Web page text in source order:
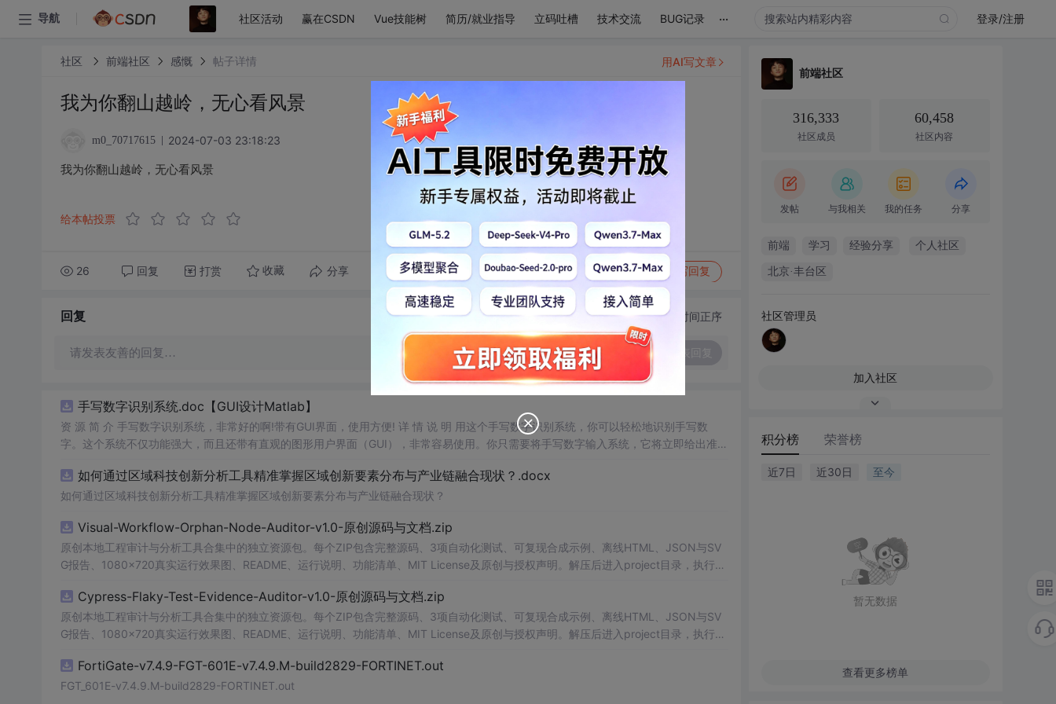
导航 社区活动 赢在CSDN Vue技能树 简历/就业指导 立码吐槽 技术交流 BUG记录 ... 登录/注册
社区 前端社区 感慨 帖子详情
我为你翻山越岭，无心看风景
m0_70717615 2024-07-03 23:18:23
我为你翻山越岭，无心看风景
给本帖投票
26 回复 打赏 收藏 分享 转发到动态 举报 写回复
用AI写文章
回复 切换为时间正序
请发表友善的回复…
手写数字识别系统.doc【GUI设计Matlab】
资 源 简 介 手写数字识别系统，非常好的啊!带有GUI界面，使用方便! 详 情 说 明 用这个手写数字识别系统，你可以轻松地识别手写数
字。这个系统不仅功能强大，而且还带有直观的图形用户界面（GUI），非常容易使用。你只需要将手写数字输入系统，它将立即给出准确
便和实用的工具，你一定会喜欢它的！
如何通过区域科技创新分析工具精准掌握区域创新要素分布与产业链融合现状？.docx
如何通过区域科技创新分析工具精准掌握区域创新要素分布与产业链融合现状？
Visual-Workflow-Orphan-Node-Auditor-v1.0-原创源码与文档.zip
原创本地工程审计与分析工具合集中的独立资源包。每个ZIP包含完整源码、3项自动化测试、可复现合成示例、离线HTML、JSON与SV
G报告、1080×720真实运行效果图、README、运行说明、功能清单、MIT License及原创与授权声明。解压后进入project目录，执行np
源码、Logo、官方截图、论文、生产日志或其他受限素材。适合前端开发、AI应用工程、测试审计和课程实践。
Cypress-Flaky-Test-Evidence-Auditor-v1.0-原创源码与文档.zip
原创本地工程审计与分析工具合集中的独立资源包。每个ZIP包含完整源码、3项自动化测试、可复现合成示例、离线HTML、JSON与SV
G报告、1080×720真实运行效果图、README、运行说明、功能清单、MIT License及原创与授权声明。解压后进入project目录，执行np
源码、Logo、官方截图、论文、生产日志或其他受限素材。适合前端开发、AI应用工程、测试审计和课程实践。
FortiGate-v7.4.9-FGT-601E-v7.4.9.M-build2829-FORTINET.out
FGT_601E-v7.4.9.M-build2829-FORTINET.out
前端社区
316,333
社区成员
60,458
社区内容
发帖 与我相关 我的任务 分享
前端 学习 经验分享 个人社区
北京·丰台区
社区管理员
加入社区
积分榜 荣誉榜
近7日 近30日 至今
暂无数据
查看更多榜单